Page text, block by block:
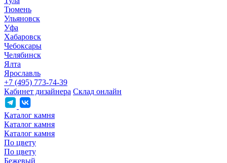
Тюмень
Ульяновск
Уфа
Хабаровск
Чебоксары
Челябинск
Ялта
Ярославль
+7 (495) 773-74-39
Кабинет дизайнера Склад онлайн
Каталог камня
Каталог камня
Каталог камня
По цвету
По цвету
Бежевый